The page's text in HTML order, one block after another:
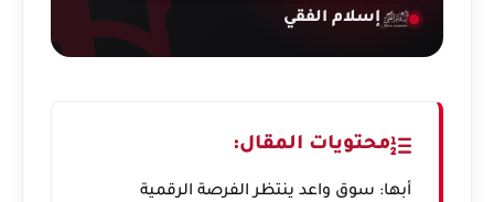
إسلام الفقي
محتويات المقال:
أبها: سوق واعد ينتظر الفرصة الرقمية